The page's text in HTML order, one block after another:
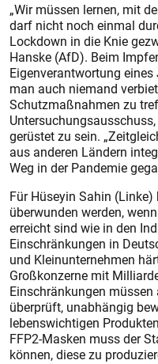
„Wir müssen lernen, mit
darf nicht noch einmal
Lockdown in die Knie
Hanske (AfD). Beim
Eigenverantwortung
man auch niemand
Schutzmaßnahmen zu
gerüstet zu sein.
aus anderen Ländern
Weg in der Pandemie
Für Hüseyin Sahin
überwunden werden,
erreicht sind wie in den
Einschränkungen in
und Kleinunternehmen
Großkonzerne mit
Einschränkungen
überprüft, unabhängig
lebenswichtigen
FFP2-Masken muss der
können, diese zu